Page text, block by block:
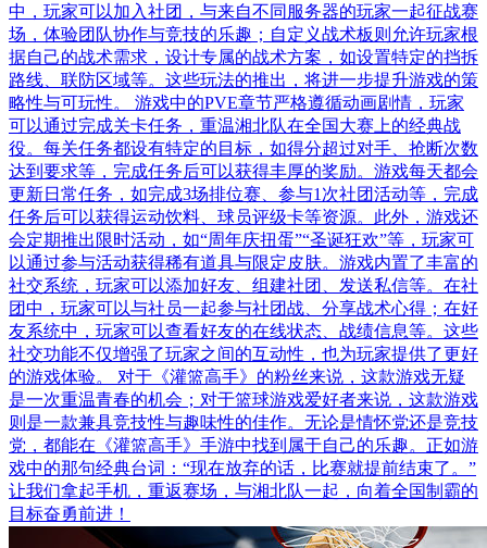
中，玩家可以加入社团，与来自不同服务器的玩家一起征战赛
场，体验团队协作与竞技的乐趣；自定义战术板则允许玩家根
据自己的战术需求，设计专属的战术方案，如设置特定的挡拆
路线、联防区域等。这些玩法的推出，将进一步提升游戏的策
略性与可玩性。 游戏中的PVE章节严格遵循动画剧情，玩家
可以通过完成关卡任务，重温湘北队在全国大赛上的经典战
役。每关任务都设有特定的目标，如得分超过对手、抢断次数
达到要求等，完成任务后可以获得丰厚的奖励。游戏每天都会
更新日常任务，如完成3场排位赛、参与1次社团活动等，完成
任务后可以获得运动饮料、球员评级卡等资源。此外，游戏还
会定期推出限时活动，如“周年庆扭蛋”“圣诞狂欢”等，玩家可
以通过参与活动获得稀有道具与限定皮肤。游戏内置了丰富的
社交系统，玩家可以添加好友、组建社团、发送私信等。在社
团中，玩家可以与社员一起参与社团战、分享战术心得；在好
友系统中，玩家可以查看好友的在线状态、战绩信息等。这些
社交功能不仅增强了玩家之间的互动性，也为玩家提供了更好
的游戏体验。 对于《灌篮高手》的粉丝来说，这款游戏无疑
是一次重温青春的机会；对于篮球游戏爱好者来说，这款游戏
则是一款兼具竞技性与趣味性的佳作。无论是情怀党还是竞技
党，都能在《灌篮高手》手游中找到属于自己的乐趣。正如游
戏中的那句经典台词：“现在放弃的话，比赛就提前结束了。”
让我们拿起手机，重返赛场，与湘北队一起，向着全国制霸的
目标奋勇前进！